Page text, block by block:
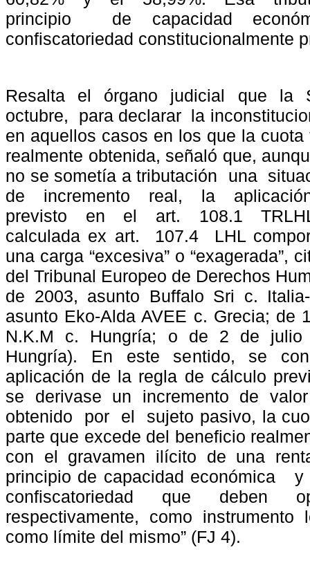
principio
de capacidad
confiscatoriedad constitucionalmente
Resalta el órgano judicial que la
octubre,
para declarar la
en aquellos casos en los que la
realmente obtenida, señaló que,
no se sometía a tributación
una
de
incremento real, la
previsto
en el art. 108.1
calculada ex art.
107.4
LHL
una carga “excesiva” o “exagerada”,
del Tribunal Europeo de Derechos
de 2003, asunto Buffalo Sri c.
asunto Eko-Alda AVEE c. Grecia; de
N.K.M c. Hungría; o de 2 de
Hungría). En este sentido, se
aplicación de la regla de cálculo
se
derivase un incremento de
valor
obtenido
por el
sujeto pasivo, la
parte que excede del beneficio
con el gravamen ilícito de una
principio de capacidad económica
y
confiscatoriedad
que deben
respectivamente, como
como límite del mismo” (FJ 4).